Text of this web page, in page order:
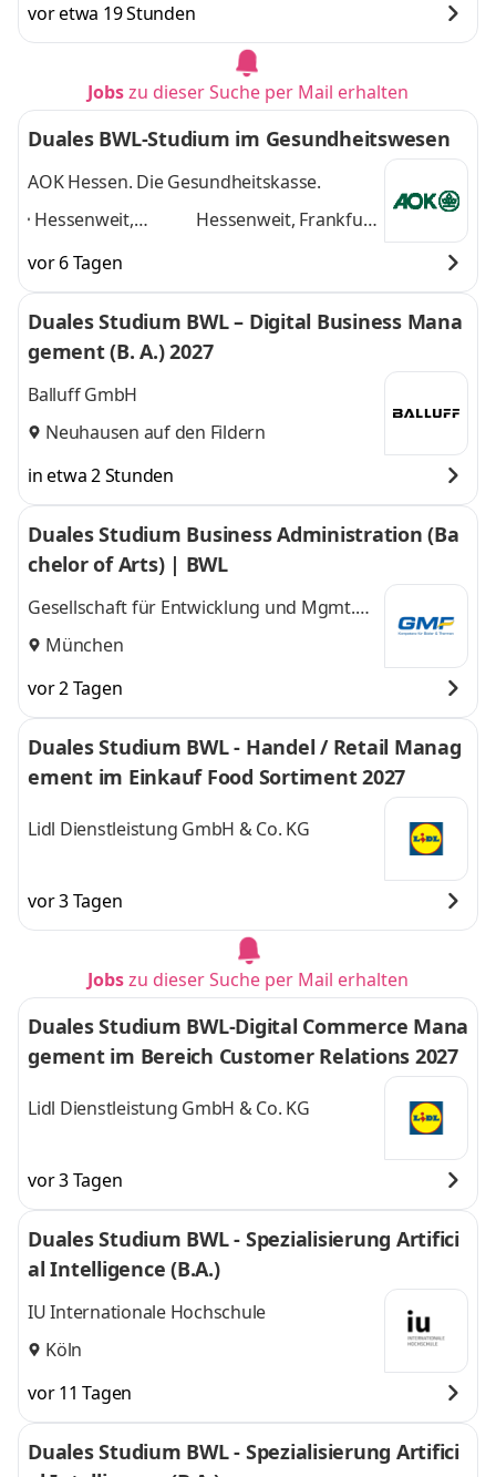
vor etwa 19 Stunden
Jobszu dieser Suche per Mail erhalten
Duales BWL-Studium im Gesundheitswesen
AOK Hessen. Die Gesundheitskasse.
Hessenweit,
Darmstadt, Kassel,
Gießen, Dieburg,
Hanau, Wiesbaden,
Marburg,
Hessenweit, Frankfurt
Dieburg, Hanau,
Wiesbaden, Marburg
und 6 weitere
vor 6 Tagen
Duales Studium BWL – Digital Business Mana
gement (B. A.) 2027
Balluff GmbH
Neuhausen auf den Fildern
in etwa 2 Stunden
Duales Studium Business Administration (Ba
chelor of Arts) | BWL
Gesellschaft für Entwicklung und Mgmt.
von Freizeitsystemen GMF GmbH & Co. KG
München
vor 2 Tagen
Duales Studium BWL - Handel / Retail Manag
ement im Einkauf Food Sortiment 2027
Lidl Dienstleistung GmbH & Co. KG
vor 3 Tagen
Jobszu dieser Suche per Mail erhalten
Duales Studium BWL-Digital Commerce Mana
gement im Bereich Customer Relations 2027
Lidl Dienstleistung GmbH & Co. KG
vor 3 Tagen
Duales Studium BWL - Spezialisierung Artifici
al Intelligence (B.A.)
IU Internationale Hochschule
Köln
vor 11 Tagen
Duales Studium BWL - Spezialisierung Artifici